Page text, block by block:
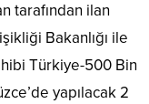
tarafından ilan
Bakanlığı ile
Türkiye-500 Bin
yapılacak 2